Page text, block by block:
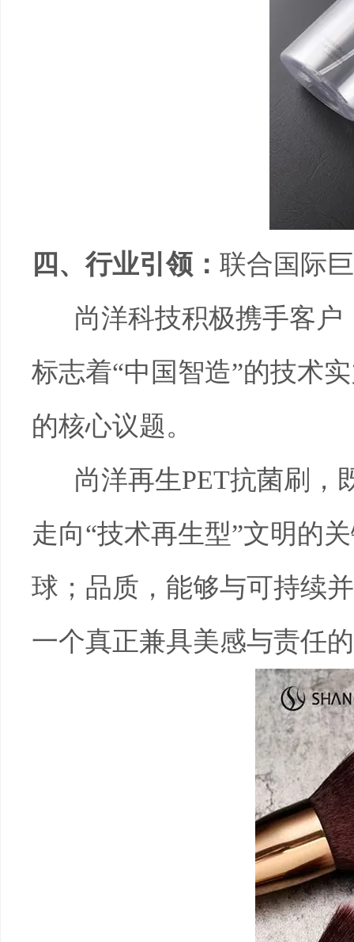
四、行业引领： 联合国际
尚洋科技积极携手客
标志着“中国智造”的技术
的核心议题。
尚洋再生PET抗菌刷，
走向“技术再生型”文明的
球；品质，能够与可持续
一个真正兼具美感与责任